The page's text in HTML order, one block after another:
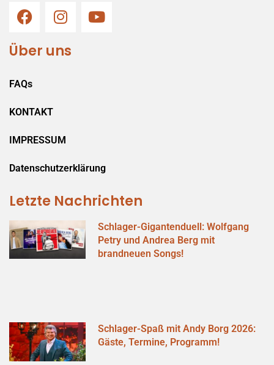
Über uns
FAQs
KONTAKT
IMPRESSUM
Datenschutzerklärung
Letzte Nachrichten
Schlager-Gigantenduell: Wolfgang
Petry und Andrea Berg mit
brandneuen Songs!
Schlager-Spaß mit Andy Borg 2026:
Gäste, Termine, Programm!